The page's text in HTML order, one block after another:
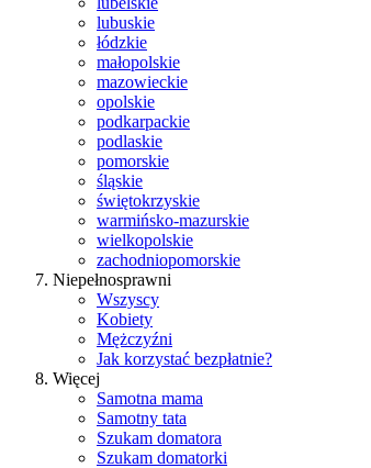
lubuskie
łódzkie
małopolskie
mazowieckie
opolskie
podkarpackie
podlaskie
pomorskie
śląskie
świętokrzyskie
warmińsko-mazurskie
wielkopolskie
zachodniopomorskie
Niepełnosprawni
Wszyscy
Kobiety
Mężczyźni
Jak korzystać bezpłatnie?
Więcej
Samotna mama
Samotny tata
Szukam domatora
Szukam domatorki